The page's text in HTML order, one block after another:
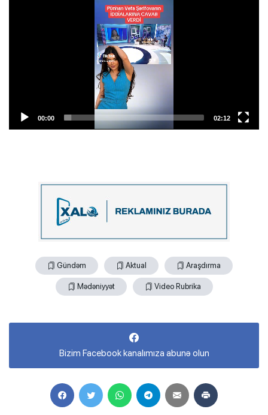
00:00 02:12
Gündəm Aktual Araşdırma
Mədəniyyət Video Rubrika
Bizim Facebook kanalımıza abunə olun